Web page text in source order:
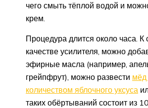
чего смыть тёплой водой и
крем.
Процедура длится около часа. К
качестве усилителя, можно
эфирные масла (например,
грейпфрут), можно развести
количеством яблочного уксуса
таких обёртываний состоит из